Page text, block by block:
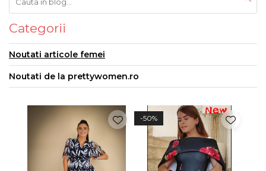
Categorii
Noutati articole femei
Noutati de la prettywomen.ro
-50%